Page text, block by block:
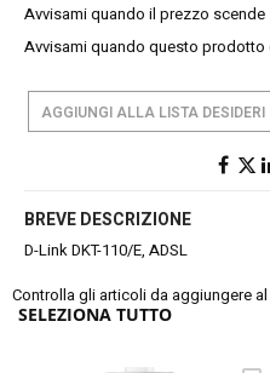
Avvisami quando il prezzo scende
Avvisami quando questo
AGGIUNGI ALLA LISTA DESIDERI
BREVE DESCRIZIONE
D-Link DKT-110/E, ADSL
Controlla gli articoli da aggiungere
SELEZIONA TUTTO